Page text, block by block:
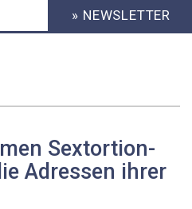
HEADER
MENU
» NEWSLETTER
Sextortion-
Adressen ihrer